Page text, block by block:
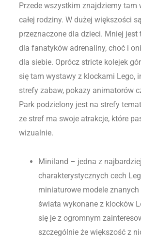
Przede wszystkim znajdziemy tam
całej rodziny. W dużej większości
przeznaczone dla dzieci. Mniej jest
dla fanatyków adrenaliny, choć i
dla siebie. Oprócz stricte kolejek
się tam wystawy z klockami Lego,
strefy zabaw, pokazy animatorów
Park podzielony jest na strefy
ze stref ma swoje atrakcje, które
wizualnie.
Miniland – jedna z najbardziej
charakterystycznych cech
miniaturowe modele znanych
świata wykonane z klocków
się je z ogromnym
szczególnie że większość z